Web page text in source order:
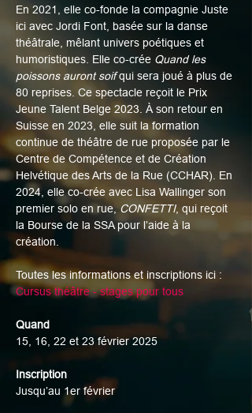
En 2021, elle co-fonde la compagnie Juste
ici avec Jordi Font, basée sur la danse
théâtrale, mêlant univers poétiques et
humoristiques. Elle co-crée Quand les
poissons auront soif qui sera joué à plus de
80 reprises. Ce spectacle reçoit le Prix
Jeune Talent Belge 2023. À son retour en
Suisse en 2023, elle suit la formation
continue de théâtre de rue proposée par le
Centre de Compétence et de Création
Helvétique des Arts de la Rue (CCHAR). En
2024, elle co-crée avec Lisa Wallinger son
premier solo en rue, CONFETTI, qui reçoit
la Bourse de la SSA pour l’aide à la
création.
Toutes les informations et inscriptions ici :
Cursus théâtre - stages pour tous
Quand
15, 16, 22 et 23 février 2025
Inscription
Jusqu’au 1er février